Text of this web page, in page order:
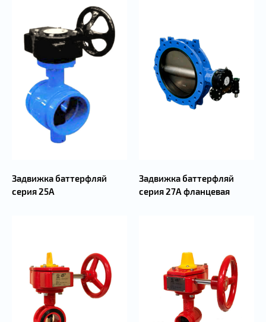
Задвижка баттерфляй
серия 25А
Задвижка баттерфляй
серия 27А фланцевая